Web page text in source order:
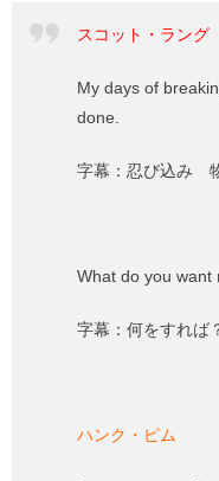
スコット・ラング
My days of
done.
字幕：忍び込み
What do you want
字幕：何をすれば
ハンク・ピム